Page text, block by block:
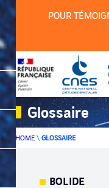
POUR
Glossaire
HOME \ GLOSSAIRE
BOLIDE